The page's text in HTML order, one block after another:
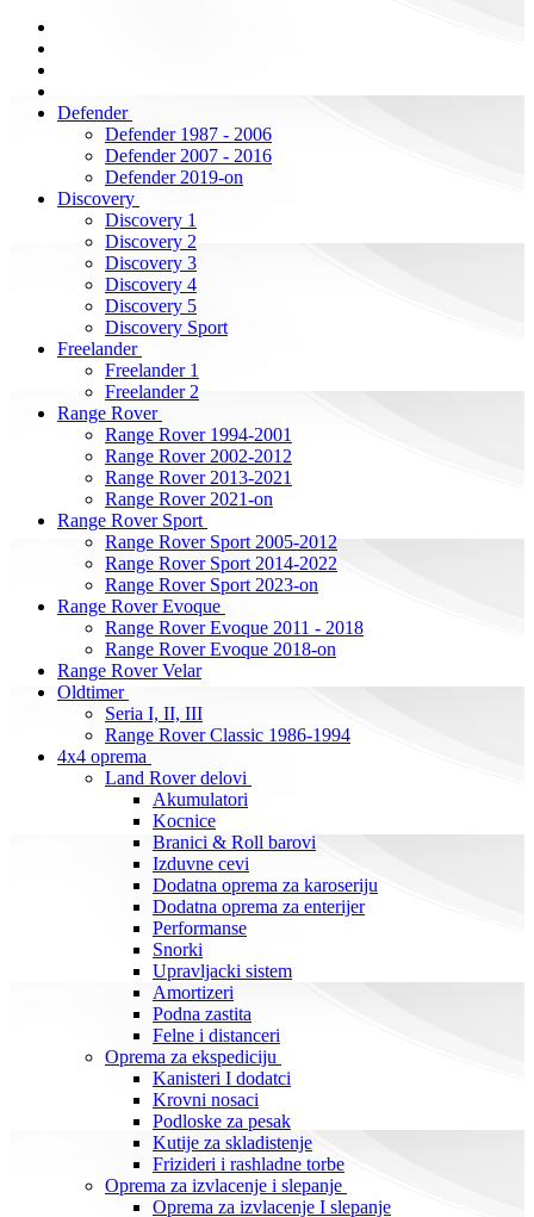
Defender
Defender 1987 - 2006
Defender 2007 - 2016
Defender 2019-on
Discovery
Discovery 1
Discovery 2
Discovery 3
Discovery 4
Discovery 5
Discovery Sport
Freelander
Freelander 1
Freelander 2
Range Rover
Range Rover 1994-2001
Range Rover 2002-2012
Range Rover 2013-2021
Range Rover 2021-on
Range Rover Sport
Range Rover Sport 2005-2012
Range Rover Sport 2014-2022
Range Rover Sport 2023-on
Range Rover Evoque
Range Rover Evoque 2011 - 2018
Range Rover Evoque 2018-on
Range Rover Velar
Oldtimer
Seria I, II, III
Range Rover Classic 1986-1994
4x4 oprema
Land Rover delovi
Akumulatori
Kocnice
Branici & Roll barovi
Izduvne cevi
Dodatna oprema za karoseriju
Dodatna oprema za enterijer
Performanse
Snorki
Upravljacki sistem
Amortizeri
Podna zastita
Felne i distanceri
Oprema za ekspediciju
Kanisteri I dodatci
Krovni nosaci
Podloske za pesak
Kutije za skladistenje
Frizideri i rashladne torbe
Oprema za izvlacenje i slepanje
Oprema za izvlacenje I slepanje